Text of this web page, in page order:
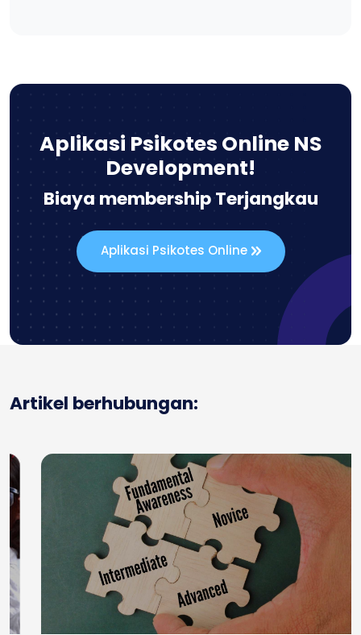
Aplikasi Psikotes Online NS
Development!
Biaya membership Terjangkau
Aplikasi Psikotes Online
Artikel berhubungan: